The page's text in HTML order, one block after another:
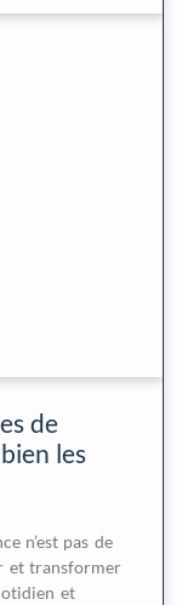
de
les
n’est pas de
et transformer
et